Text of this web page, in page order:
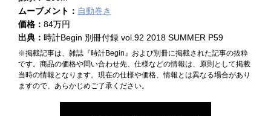
ムーブメント： 自動巻き
価格： 84万円
出典： 時計Begin 別冊付録 vol.92 2018 SUMMER P59
※掲載記事は、雑誌『時計Begin』および別冊に掲載された記事の抜粋
です。商品の価格や問い合わせ先、仕様などの情報は、原則として掲載
当時の情報となります。現在の仕様や価格、情報とは異なる場合があり
ますので、あらかじめご了承ください。